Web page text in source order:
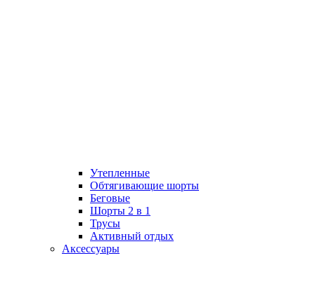
Утепленные
Обтягивающие шорты
Беговые
Шорты 2 в 1
Трусы
Активный отдых
Аксессуары